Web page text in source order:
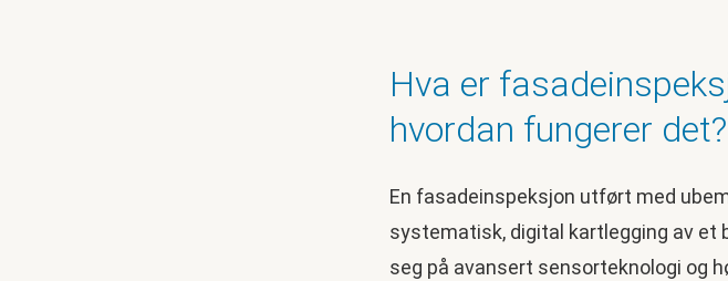
Hva er
hvordan fungerer det?
En fasadeinspeksjon utført med
systematisk, digital kartlegging av et
seg på avansert sensorteknologi og